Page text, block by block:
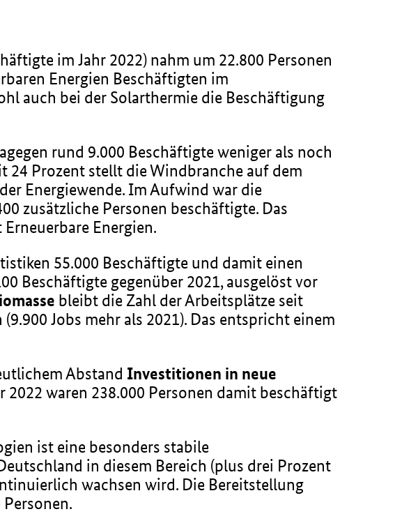
im Jahr 2022) nahm um 22.800 Personen
Energien Beschäftigten im
auch bei der Solarthermie die Beschäftigung
rund 9.000 Beschäftigte weniger als noch
24 Prozent stellt die Windbranche auf dem
Energiewende. Im Aufwind war die
zusätzliche Personen beschäftigte. Das
Energien.
55.000 Beschäftigte und damit einen
Beschäftigte gegenüber 2021, ausgelöst vor
bleibt die Zahl der Arbeitsplätze seit
Jobs mehr als 2021). Das entspricht einem
Abstand Investitionen in neue
2022 waren 238.000 Personen damit beschäftigt
ist eine besonders stabile
in diesem Bereich (plus drei Prozent
wachsen wird. Die Bereitstellung